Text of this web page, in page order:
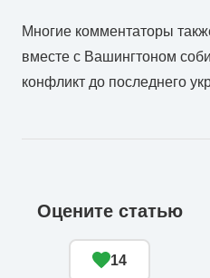
Многие комментаторы
вместе с Вашингтоном
конфликт до последнего
Оцените статью
14